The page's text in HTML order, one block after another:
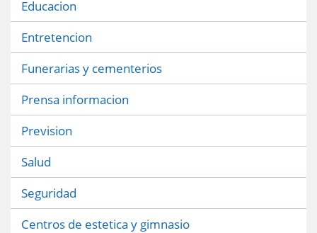
Educacion
Entretencion
Funerarias y cementerios
Prensa informacion
Prevision
Salud
Seguridad
Centros de estetica y gimnasio